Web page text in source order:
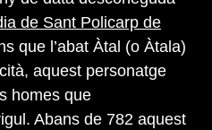
de Sant Policarp de
que l’abat Àtal (o Àtala)
aquest personatge
homes que
Abans de 782 aquest